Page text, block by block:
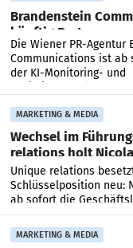
Brandenstein
künftig Partner von
Die Wiener PR-Agentur
Communications ist ab
der KI-Monitoring- und
MARKETING & MEDIA
Wechsel im
relations holt
Geschäftsleitung
Unique relations
Schlüsselposition neu:
ab sofort die
PR-Agentur an der
Anna Kalina-Mahr.
MARKETING & MEDIA